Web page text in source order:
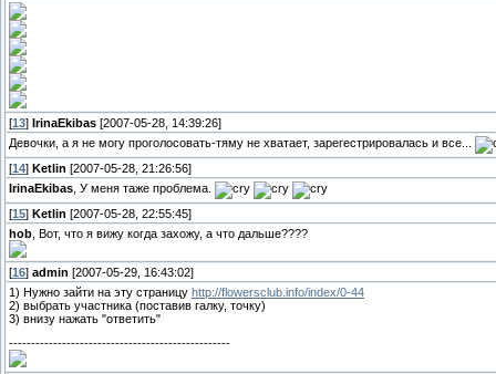
[13] IrinaEkibas [2007-05-28, 14:39:26]
Девочки, а я не могу проголосовать-тяму не хватает, зарегестрировалась и все...
[14] Ketlin [2007-05-28, 21:26:56]
IrinaEkibas, У меня таже проблема.
[15] Ketlin [2007-05-28, 22:55:45]
hob , Вот, что я вижу когда захожу, а что дальше????
[16] admin [2007-05-29, 16:43:02]
1) Нужно зайти на эту страницу http://flowersclub.info/index/0-44
2) выбрать участника (поставив галку, точку)
3) внизу нажать "ответить"
--------------------------------------------------